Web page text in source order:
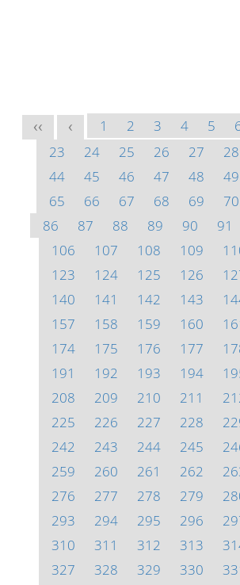
<< < 1 2 3 4 5
23
24 25 26 27 28
44
45 46 47 48 49
65
66 67 68 69 70
86
87 88 89 90 91
106
107 108 109
123
124 125 126
140
141 142 143
157
158 159 160
174
175 176 177
191
192 193 194
208
209 210 211
225
226 227 228
242
243 244 245
259
260 261 262
276
277 278 279
293
294 295 296
310
311 312 313
327
328 329 330